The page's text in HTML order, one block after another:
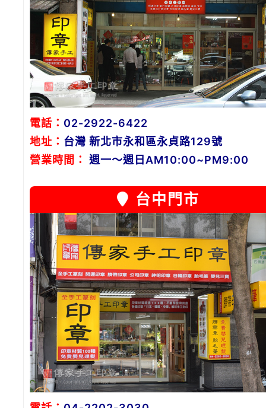
電話： 02-2922-6422
地址： 台灣 新北市永和區永貞路129號
營業時間：
週一～週日AM10:00~PM9:00
台中門市